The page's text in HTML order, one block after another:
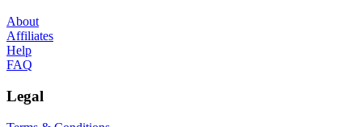
About
Affiliates
Help
FAQ
Legal